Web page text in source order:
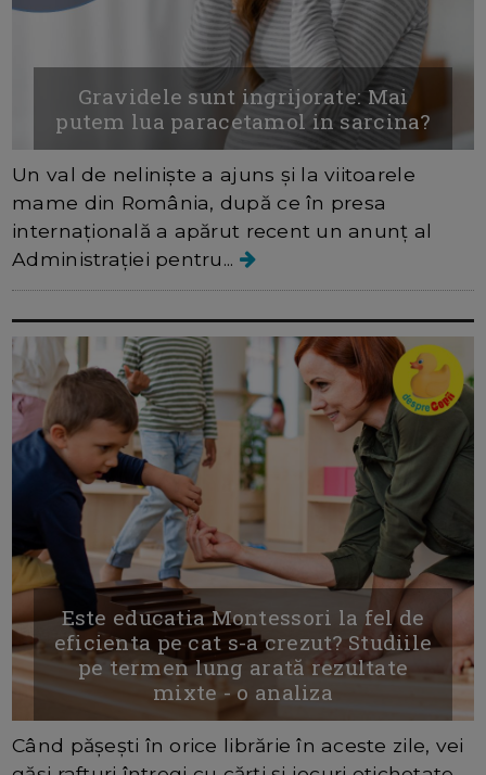
Gravidele sunt ingrijorate: Mai
putem lua paracetamol in sarcina?
Un val de neliniște a ajuns și la viitoarele
mame din România, după ce în presa
internațională a apărut recent un anunț al
Administrației pentru...
Este educatia Montessori la fel de
eficienta pe cat s-a crezut? Studiile
pe termen lung arată rezultate
mixte - o analiza
Când pășești în orice librărie în aceste zile, vei